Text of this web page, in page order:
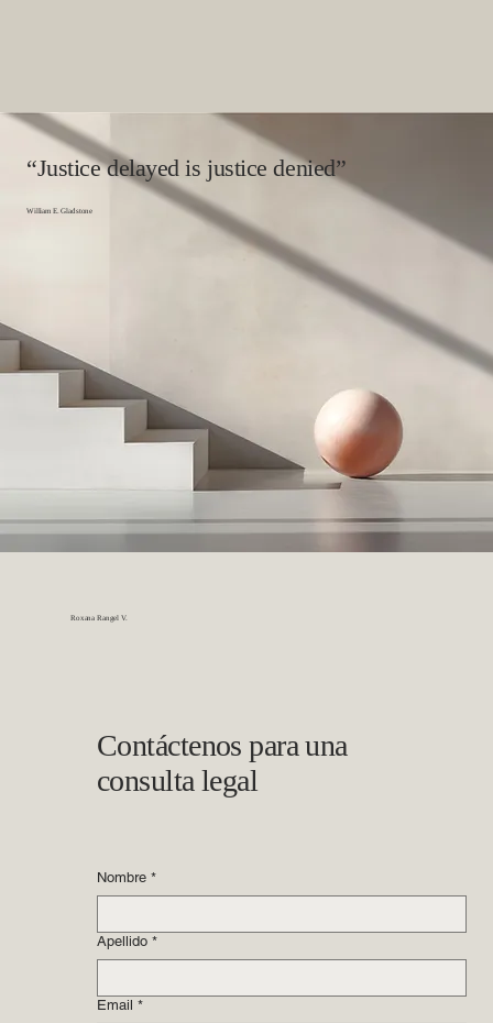
“Justice delayed is justice denied”
William E. Gladstone
Roxana Rangel V.
Contáctenos para una
consulta legal
Nombre *
Apellido *
Email *